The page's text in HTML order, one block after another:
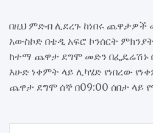
በዚህ ምድብ ሊደረጉ ከነበሩ ጨዋታዎች
አውስኮድ በቴዲ አፍሮ ኮንሰርት
ከተማ ጨዋታ ደግሞ መድን በፌዴሬሽኑ
እሁድ ነቀምት ላይ ሊካሄድ የነበረው
ጨዋታ ደግሞ ሰኞ በ09:00 ሰበታ ላይ